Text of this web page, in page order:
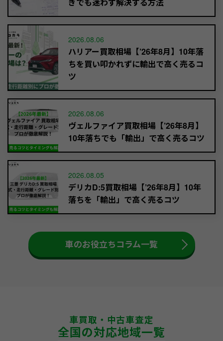
ぎでも迷わず解決する方法
2026.08.06
ハリアー買取相場【’26年8月】10年落
ちを買い叩かれずに輸出で高く売るコ
ツ
2026.08.06
ヴェルファイア買取相場【’26年8月】
10年落ちでも「輸出」で高く売るコツ
2026.08.05
デリカD:5買取相場【’26年8月】10年
落ちを「輸出」で高く売るコツ
車のお役立ちコラム一覧
車買取・中古車査定
全国の対応地域一覧